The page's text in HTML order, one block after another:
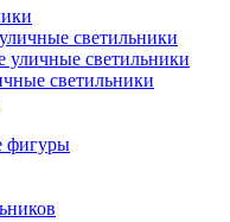
светильники
уличные светильники
светильники
фигуры